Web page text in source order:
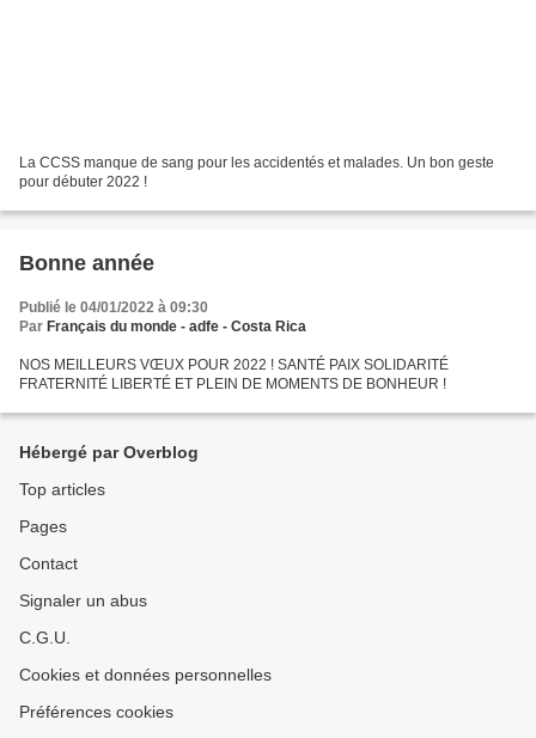
La CCSS manque de sang pour les accidentés et malades. Un bon geste
pour débuter 2022 !
Bonne année
Publié le 04/01/2022 à 09:30
Par Français du monde - adfe - Costa Rica
NOS MEILLEURS VŒUX POUR 2022 ! SANTÉ PAIX SOLIDARITÉ
FRATERNITÉ LIBERTÉ ET PLEIN DE MOMENTS DE BONHEUR !
Hébergé par Overblog
Top articles
Pages
Contact
Signaler un abus
C.G.U.
Cookies et données personnelles
Préférences cookies